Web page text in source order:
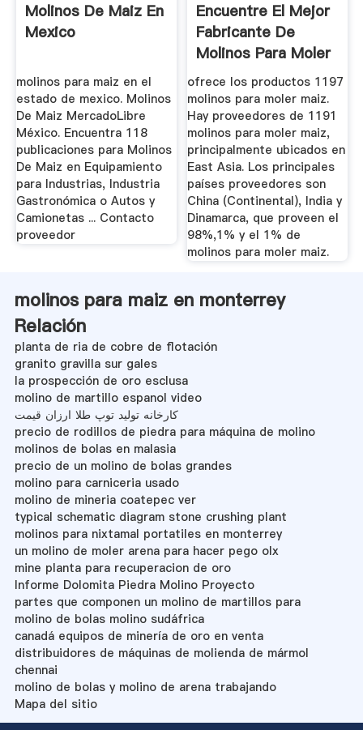
Molinos De Maiz En
Mexico
molinos para maiz en el
estado de mexico. Molinos
De Maiz MercadoLibre
México. Encuentra 118
publicaciones para Molinos
De Maiz en Equipamiento
para Industrias, Industria
Gastronómica o Autos y
Camionetas ... Contacto
proveedor
Encuentre El Mejor
Fabricante De
Molinos Para Moler
Maiz Y ...
ofrece los productos 1197
molinos para moler maiz.
Hay proveedores de 1191
molinos para moler maiz,
principalmente ubicados en
East Asia. Los principales
países proveedores son
China (Continental), India y
Dinamarca, que proveen el
98%,1% y el 1% de
molinos para moler maiz.
molinos para maiz en monterrey
Relación
planta de ria de cobre de flotación
granito gravilla sur gales
la prospección de oro esclusa
molino de martillo espanol video
کارخانه تولید توپ طلا ارزان قیمت
precio de rodillos de piedra para máquina de molino
molinos de bolas en malasia
precio de un molino de bolas grandes
molino para carniceria usado
molino de mineria coatepec ver
typical schematic diagram stone crushing plant
molinos para nixtamal portatiles en monterrey
un molino de moler arena para hacer pego olx
mine planta para recuperacion de oro
Informe Dolomita Piedra Molino Proyecto
partes que componen un molino de martillos para
molino de bolas molino sudáfrica
canadá equipos de minería de oro en venta
distribuidores de máquinas de molienda de mármol
chennai
molino de bolas y molino de arena trabajando
Mapa del sitio